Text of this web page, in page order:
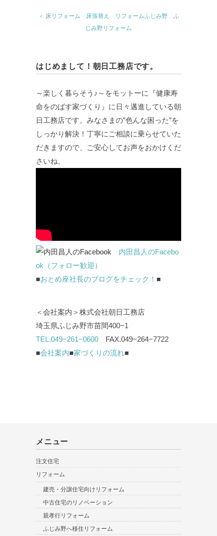
＜ 床リフォーム 床張替え リフォームふじみ野 ふ
じみ野リフォーム
はじめまして！朝日工務店です。
～楽しく暮らそう♪～をモットーに『健康寿
命をのばす家づくり』に日々邁進している朝
日工務店です。みなさまの”色んな困った”を
しっかり解決！丁寧にご相談に乗らせていた
だきますので、ご安心してお声をおかけくだ
さいね。
内田昌人のFacebo
ok（フォロー歓迎）
■おとめ座社長のブログをチェック！ ■
＜会社案内＞株式会社朝日工務店
埼玉県ふじみ野市苗間400−1
TEL.049−261−0600 FAX.049−264−7722
■会社案内■家づくりの流れ■
メニュー
注文住宅
リフォーム
建売・分譲住宅向けリフォーム
中古住宅のリノベーション
親孝行リフォーム
ふじみ野へ移住リフォーム